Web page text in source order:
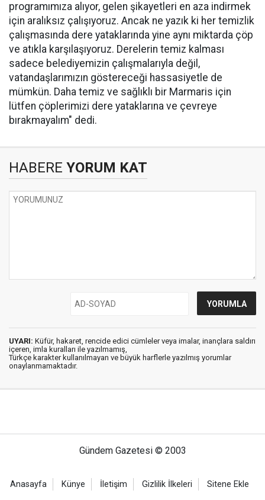
programımıza alıyor, gelen şikayetleri en aza indirmek
için aralıksız çalışıyoruz. Ancak ne yazık ki her temizlik
çalışmasında dere yataklarında yine aynı miktarda çöp
ve atıkla karşılaşıyoruz. Derelerin temiz kalması
sadece belediyemizin çalışmalarıyla değil,
vatandaşlarımızın göstereceği hassasiyetle de
mümkün. Daha temiz ve sağlıklı bir Marmaris için
lütfen çöplerimizi dere yataklarına ve çevreye
bırakmayalım" dedi.
HABERE YORUM KAT
UYARI: Küfür, hakaret, rencide edici cümleler veya imalar, inançlara saldırı
içeren, imla kuralları ile yazılmamış,
Türkçe karakter kullanılmayan ve büyük harflerle yazılmış yorumlar
onaylanmamaktadır.
Gündem Gazetesi © 2003
Anasayfa Künye İletişim Gizlilik İlkeleri Sitene Ekle